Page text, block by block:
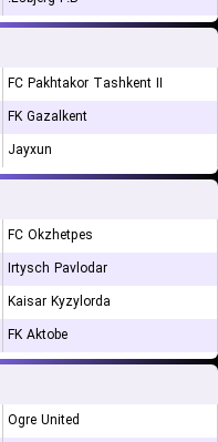
FC Pakhtakor Tashkent II
FK Gazalkent
Jayxun
FC Okzhetpes
Irtysch Pavlodar
Kaisar Kyzylorda
FK Aktobe
Ogre United